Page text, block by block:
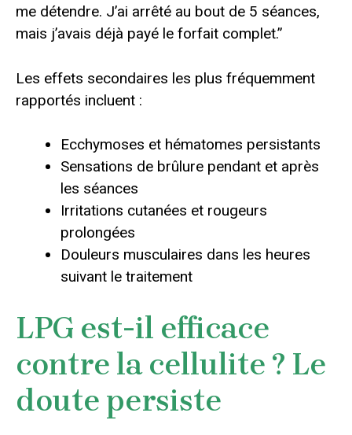
me détendre. J’ai arrêté au bout de 5 séances,
mais j’avais déjà payé le forfait complet.”
Les effets secondaires les plus fréquemment
rapportés incluent :
Ecchymoses et hématomes persistants
Sensations de brûlure pendant et après
les séances
Irritations cutanées et rougeurs
prolongées
Douleurs musculaires dans les heures
suivant le traitement
LPG est-il efficace
contre la cellulite ? Le
doute persiste